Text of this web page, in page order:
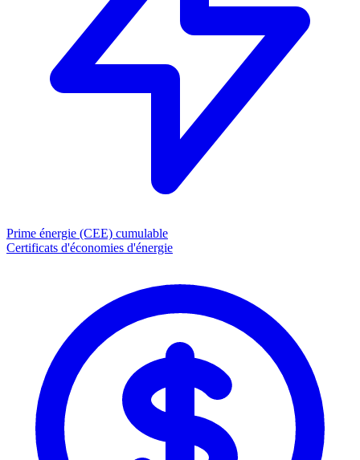
Prime énergie (CEE) cumulable
Certificats d'économies d'énergie